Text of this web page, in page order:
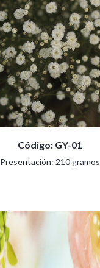
Código: GY-01
Presentación: 210 gramos